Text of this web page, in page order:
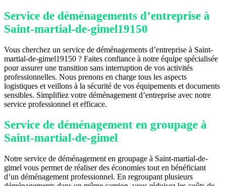
Service de déménagements d’entreprise à
Saint-martial-de-gimel19150
Vous cherchez un service de déménagements d’entreprise à Saint-
martial-de-gimel19150 ? Faites confiance à notre équipe spécialisée
pour assurer une transition sans interruption de vos activités
professionnelles. Nous prenons en charge tous les aspects
logistiques et veillons à la sécurité de vos équipements et documents
sensibles. Simplifiez votre déménagement d’entreprise avec notre
service professionnel et efficace.
Service de déménagement en groupage à
Saint-martial-de-gimel
Notre service de déménagement en groupage à Saint-martial-de-
gimel vous permet de réaliser des économies tout en bénéficiant
d’un déménagement professionnel. En regroupant plusieurs